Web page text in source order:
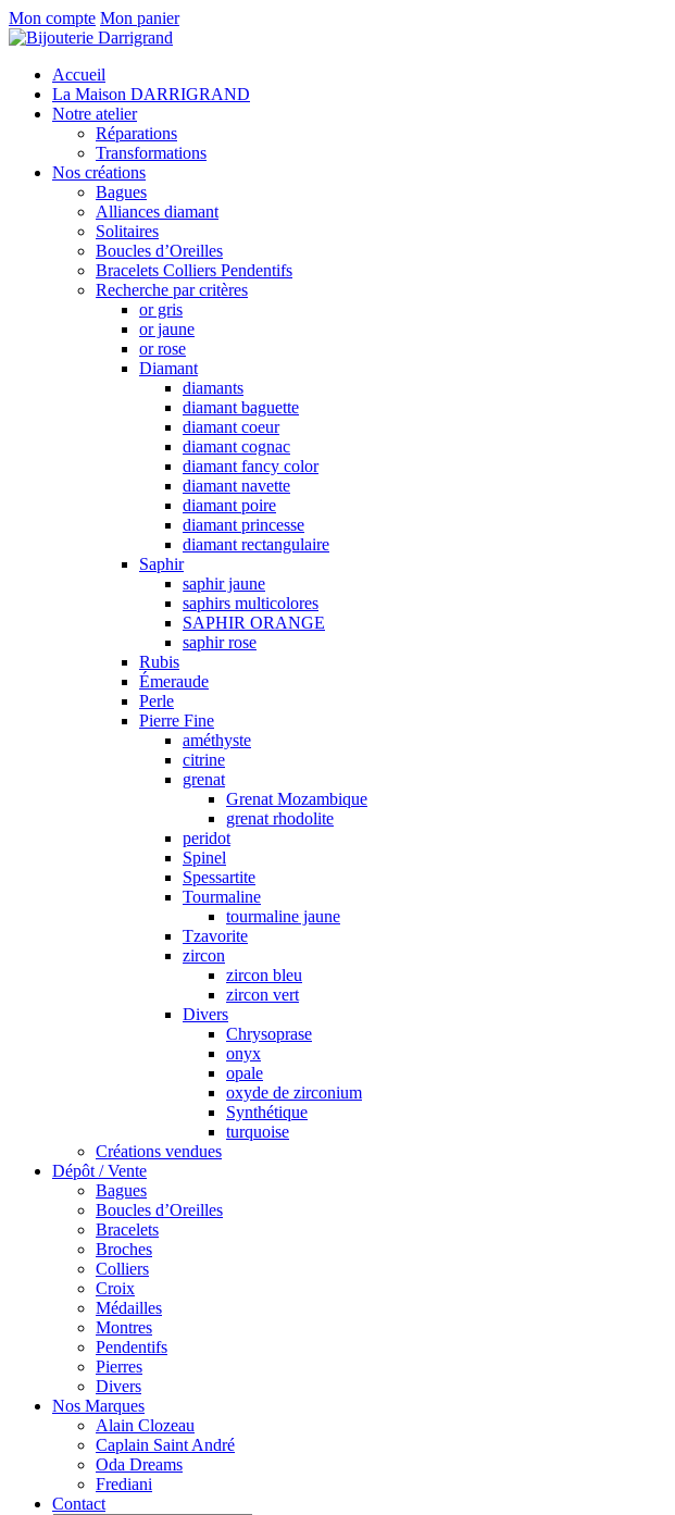
Mon compte Mon panier
Accueil
La Maison DARRIGRAND
Notre atelier
Réparations
Transformations
Nos créations
Bagues
Alliances diamant
Solitaires
Boucles d’Oreilles
Bracelets Colliers Pendentifs
Recherche par critères
or gris
or jaune
or rose
Diamant
diamants
diamant baguette
diamant coeur
diamant cognac
diamant fancy color
diamant navette
diamant poire
diamant princesse
diamant rectangulaire
Saphir
saphir jaune
saphirs multicolores
SAPHIR ORANGE
saphir rose
Rubis
Émeraude
Perle
Pierre Fine
améthyste
citrine
grenat
Grenat Mozambique
grenat rhodolite
peridot
Spinel
Spessartite
Tourmaline
tourmaline jaune
Tzavorite
zircon
zircon bleu
zircon vert
Divers
Chrysoprase
onyx
opale
oxyde de zirconium
Synthétique
turquoise
Créations vendues
Dépôt / Vente
Bagues
Boucles d’Oreilles
Bracelets
Broches
Colliers
Croix
Médailles
Montres
Pendentifs
Pierres
Divers
Nos Marques
Alain Clozeau
Caplain Saint André
Oda Dreams
Frediani
Contact